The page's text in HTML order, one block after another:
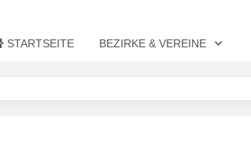
STARTSEITE BEZIRKE & VEREINE